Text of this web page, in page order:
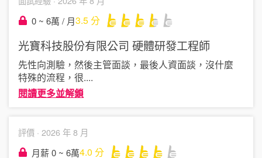
0 ~ 6萬 / 月3.5分
光寶科技股份有限公司 硬體研發工程師
先性向測驗，然後主管面談，最後人資面談，沒什麼
特殊的流程，很....
閱讀更多並解鎖
評價 · 2026 年 8 月
月薪 0 ~ 6萬4.0 分